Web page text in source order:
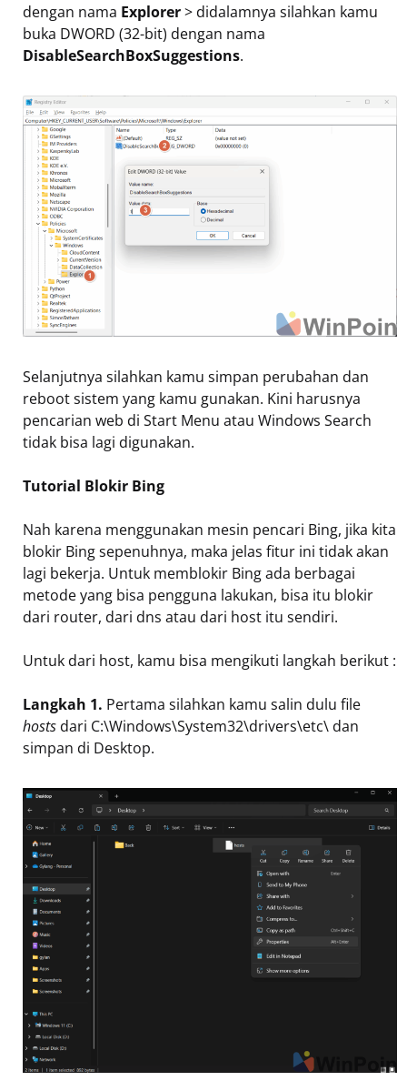
dengan nama Explorer> didalamnya silahkan kamu
buka DWORD (32-bit) dengan nama
DisableSearchBoxSuggestions.
Selanjutnya silahkan kamu simpan perubahan dan
reboot sistem yang kamu gunakan. Kini harusnya
pencarian web di Start Menu atau Windows Search
tidak bisa lagi digunakan.
Tutorial Blokir Bing
Nah karena menggunakan mesin pencari Bing, jika kita
blokir Bing sepenuhnya, maka jelas fitur ini tidak akan
lagi bekerja. Untuk memblokir Bing ada berbagai
metode yang bisa pengguna lakukan, bisa itu blokir
dari router, dari dns atau dari host itu sendiri.
Untuk dari host, kamu bisa mengikuti langkah berikut :
Langkah 1. Pertama silahkan kamu salin dulu file
hosts dari C:\Windows\System32\drivers\etc\ dan
simpan di Desktop.